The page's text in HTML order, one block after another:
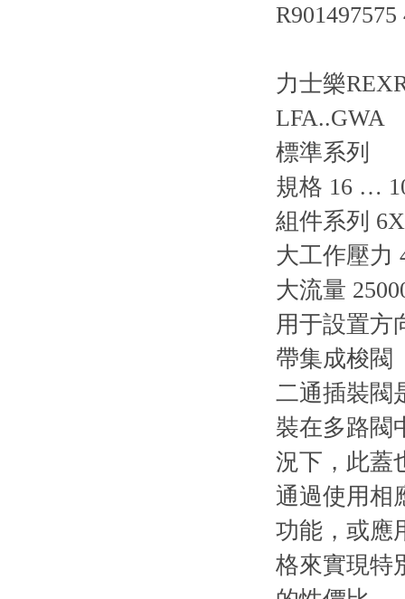
力士樂
LFA..GWA
標準系列
規格 16 …
組件系列
大工作壓力
大流量
用于設置方
帶集成梭閥
二通插裝閥
裝在多路閥
況下，此蓋
通過使用相
功能，或應
格來實現特